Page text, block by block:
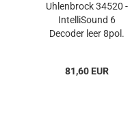
Uhlenbrock 34520 -
IntelliSound 6
Decoder leer 8pol.
81,60 EUR